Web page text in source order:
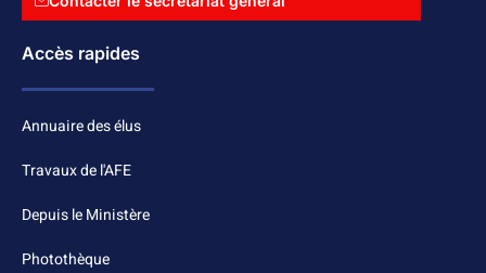
Accès rapides
Annuaire des élus
Travaux de l'AFE
Depuis le Ministère
Photothèque